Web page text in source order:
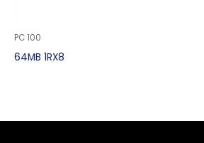
PC 100
64MB 1RX8